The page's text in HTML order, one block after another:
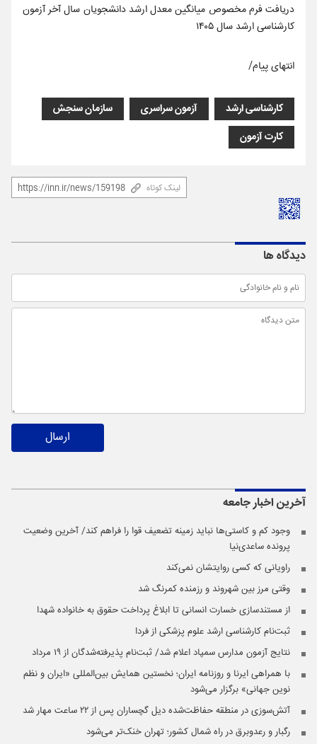
دریافت فرم مخصوص میانگین معدل ارشد دانشجویان سال آخر آزمون
کارشناسی ارشد سال ۱۴۰۵
انتهای پیام/
کارشناسی ارشد آزمون سراسری
سازمان سنجش
کارت آزمون
لینک کوتاه
دیدگاه ها
ارسال
آخرین اخبارجامعه
وجود کم و کاستی‌ها نباید زمینه تضعیف قوا را فراهم کند/ آخرین وضعیت
پرونده ساعدی‌نیا
راویانی که کسی روایتشان نمی‌کند
وقتی مرز بین شهروند و رزمنده کمرنگ شد
از مستندسازی خسارت انسانی تا ابلاغ پرداخت حقوق به خانواده شهدا
ثبت‌نام کارشناسی ارشد علوم پزشکی از فردا
نتایج آزمون مدارس سمپاد اعلام شد/ ثبت‌نام پذیرفته‌شدگان از ۱۹ مرداد
با همراهی ایرنا و روزنامه ایران؛ نخستین همایش بین‌المللی «ایران و نظم
نوین جهانی» برگزار می‌شود
آتش‌سوزی در منطقه حفاظت‌شده دیل گچساران پس از ۲۲ ساعت مهار شد
رگبار و رعدوبرق در راه شمال کشور؛ تهران خنک‌تر می‌شود